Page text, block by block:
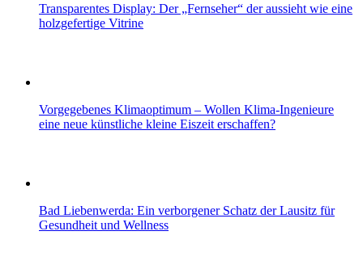
Transparentes Display: Der „Fernseher“ der aussieht wie eine
holzgefertige Vitrine
Vorgegebenes Klimaoptimum – Wollen Klima-Ingenieure
eine neue künstliche kleine Eiszeit erschaffen?
Bad Liebenwerda: Ein verborgener Schatz der Lausitz für
Gesundheit und Wellness